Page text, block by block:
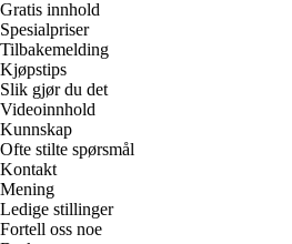
Gratis innhold
Spesialpriser
Tilbakemelding
Kjøpstips
Slik gjør du det
Videoinnhold
Kunnskap
Ofte stilte spørsmål
Kontakt
Mening
Ledige stillinger
Fortell oss noe